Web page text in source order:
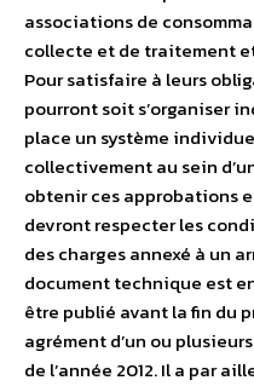
associations de
collecte et de traitement
Pour satisfaire à leurs
pourront soit s’organiser
place un système
collectivement au sein
obtenir ces approbations
devront respecter les
des charges annexé à un
document technique est
être publié avant la fin du
agrément d’un ou
de l’année 2012. Il a par